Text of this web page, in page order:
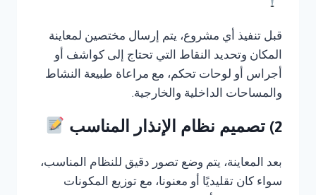
قبل تنفيذ أي مشروع، يتم إرسال مختصين لمعاينة
المكان وتحديد النقاط التي تحتاج إلى كواشف أو
أجراس أو لوحات تحكم، مع مراعاة طبيعة النشاط
والمساحات الداخلية والخارجية.
2) تصميم نظام الإنذار المناسب
بعد المعاينة، يتم وضع تصور دقيق للنظام المناسب،
سواء كان تقليديًا أو معنونا، مع توزيع المكونات